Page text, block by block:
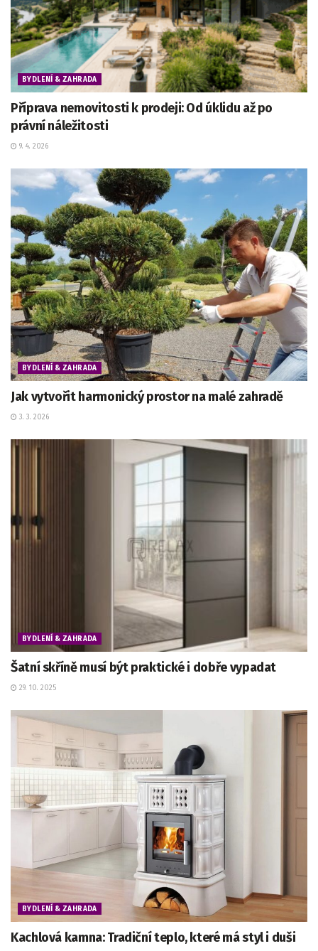
BYDLENÍ & ZAHRADA
Příprava nemovitosti k prodeji: Od úklidu až po
právní náležitosti
9. 4. 2026
BYDLENÍ & ZAHRADA
Jak vytvořit harmonický prostor na malé zahradě
3. 3. 2026
BYDLENÍ & ZAHRADA
Šatní skříně musí být praktické i dobře vypadat
29. 10. 2025
BYDLENÍ & ZAHRADA
Kachlová kamna: Tradiční teplo, které má styl i duši